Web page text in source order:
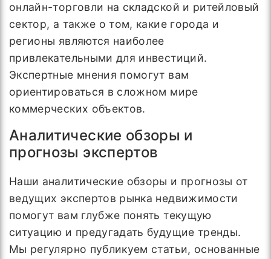
онлайн-торговли на складской и ритейловый
сектор, а также о том, какие города и
регионы являются наиболее
привлекательными для инвестиций.
Экспертные мнения помогут вам
ориентироваться в сложном мире
коммерческих объектов.
Аналитические обзоры и
прогнозы экспертов
Наши аналитические обзоры и прогнозы от
ведущих экспертов рынка недвижимости
помогут вам глубже понять текущую
ситуацию и предугадать будущие тренды.
Мы регулярно публикуем статьи, основанные